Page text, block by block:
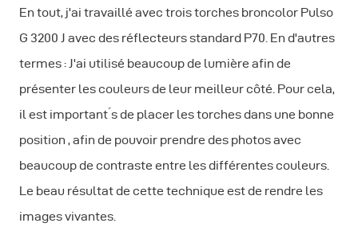
En tout, j'ai travaillé avec trois torches broncolor Pulso
G 3200 J avec des réflecteurs standard P70. En d'autres
termes : J'ai utilisé beaucoup de lumière afin de
présenter les couleurs de leur meilleur côté. Pour cela,
il est important ́s de placer les torches dans une bonne
position , afin de pouvoir prendre des photos avec
beaucoup de contraste entre les différentes couleurs.
Le beau résultat de cette technique est de rendre les
images vivantes.